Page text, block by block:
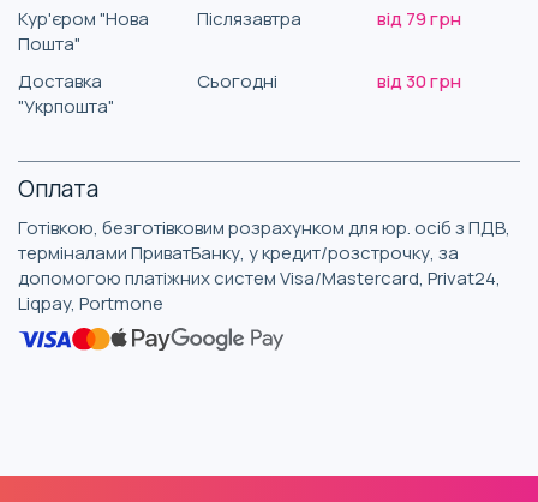
Кур'єром "Нова
Пошта"
Післязавтра від 79 грн
Доставка
"Укрпошта"
Сьогодні від 30 грн
Оплата
Готівкою, безготівковим розрахунком для юр. осіб з ПДВ,
терміналами ПриватБанку, у кредит/розстрочку, за
допомогою платіжних систем Visa/Mastercard, Privat24,
Liqpay, Portmone